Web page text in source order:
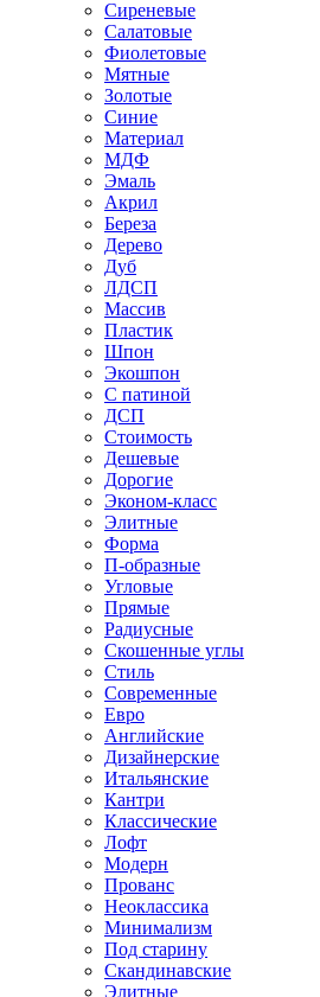
Сиреневые
Салатовые
Фиолетовые
Мятные
Золотые
Синие
Материал
МДФ
Эмаль
Акрил
Береза
Дерево
Дуб
ЛДСП
Массив
Пластик
Шпон
Экошпон
С патиной
ДСП
Стоимость
Дешевые
Дорогие
Эконом-класс
Элитные
Форма
П-образные
Угловые
Прямые
Радиусные
Скошенные углы
Стиль
Современные
Евро
Английские
Дизайнерские
Итальянские
Кантри
Классические
Лофт
Модерн
Прованс
Неоклассика
Минимализм
Под старину
Скандинавские
Элитные